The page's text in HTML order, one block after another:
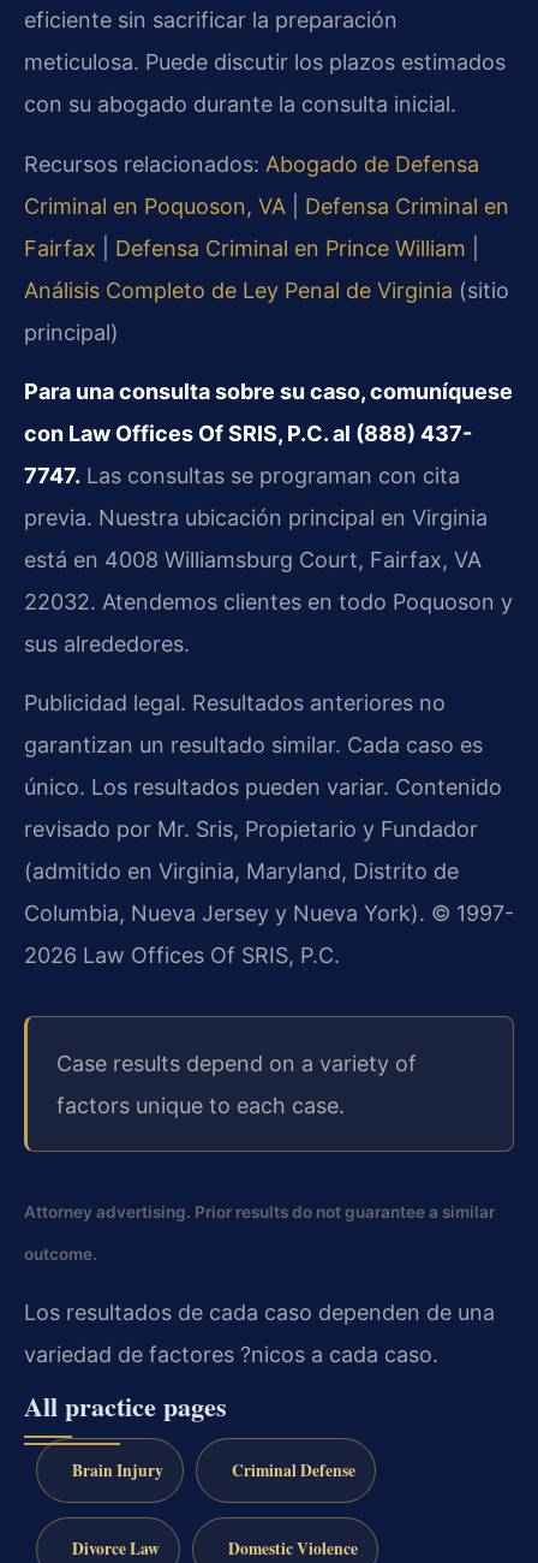
eficiente sin sacrificar la preparación
meticulosa. Puede discutir los plazos estimados
con su abogado durante la consulta inicial.
Recursos relacionados: Abogado de Defensa
Criminal en Poquoson, VA
Defensa Criminal en
Fairfax
Defensa Criminal en Prince William
Análisis Completo de Ley Penal de Virginia (sitio
principal)
Para una consulta sobre su caso, comuníquese
con Law Offices Of SRIS, P.C. al (888) 437-
7747. Las consultas se programan con cita
previa. Nuestra ubicación principal en Virginia
está en 4008 Williamsburg Court, Fairfax, VA
22032. Atendemos clientes en todo Poquoson y
sus alrededores.
Publicidad legal. Resultados anteriores no
garantizan un resultado similar. Cada caso es
único. Los resultados pueden variar. Contenido
revisado por Mr. Sris, Propietario y Fundador
(admitido en Virginia, Maryland, Distrito de
Columbia, Nueva Jersey y Nueva York). © 1997-
2026 Law Offices Of SRIS, P.C.
Case results depend on a variety of
factors unique to each case.
Attorney advertising. Prior results do not guarantee a similar
outcome.
Los resultados de cada caso dependen de una
variedad de factores ?nicos a cada caso.
All practice pages
Brain Injury Criminal Defense
Divorce Law Domestic Violence